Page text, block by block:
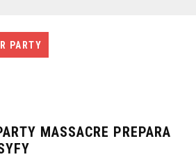
PARTY
MASSACRE PREPARA